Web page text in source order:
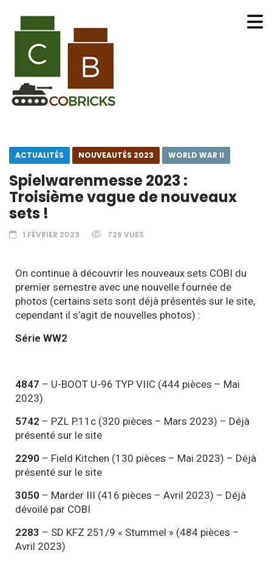
ACTUALITÉS NOUVEAUTÉS 2023 WORLD WAR II
Spielwarenmesse 2023 :
Troisième vague de nouveaux
sets !
1 FÉVRIER 2023 726 VUES
On continue à découvrir les nouveaux sets COBI du
premier semestre avec une nouvelle fournée de
photos (certains sets sont déjà présentés sur le site,
cependant il s’agit de nouvelles photos) :
Série WW2
4847 – U-BOOT U-96 TYP VIIC (444 pièces – Mai
2023)
5742 – PZL P.11c (320 pièces – Mars 2023) – Déjà
présenté sur le site
2290 – Field Kitchen (130 pièces – Mai 2023) – Déjà
présenté sur le site
3050 – Marder III (416 pièces – Avril 2023) – Déjà
dévoilé par COBI
2283 – SD KFZ 251/9 « Stummel » (484 pièces –
Avril 2023)